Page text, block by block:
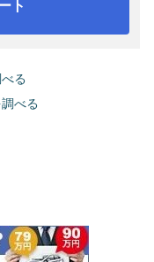
ト
る
べる